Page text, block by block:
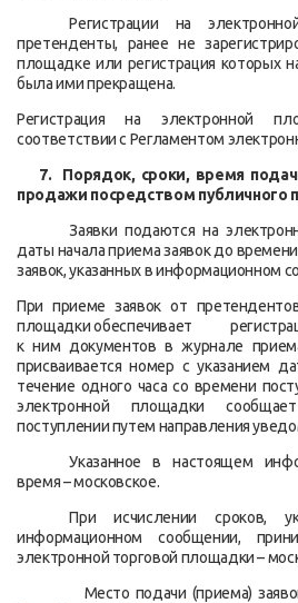
Регистрации на
претенденты, ранее не
площадке или регистрация которых
была ими прекращена.
Регистрация на электронной
соответствии с Регламентом
7.
Порядок, сроки, время
продажи посредством публичного
Заявки подаются на
даты начала приема заявок до
заявок, указанных в информационном
При приеме заявок от
площадки обеспечивает
к ним документов в журнале
присваивается номер с указанием
течение одного часа со времени
электронной площадки
поступлении путем направления
Указанное в настоящем
время – московское.
При исчислении сроков,
информационном сообщении,
электронной торговой площадки –
Место подачи (приема) заявок: